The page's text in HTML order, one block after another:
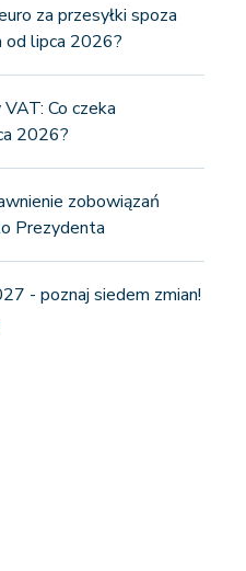
za przesyłki spoza
od lipca 2026?
Co czeka
2026?
zobowiązań
Prezydenta
- poznaj siedem zmian!